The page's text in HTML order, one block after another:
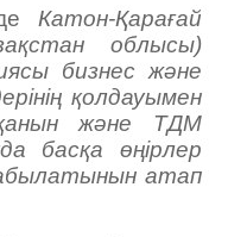
Катон-Қарағай
облысы)
бизнес және
қолдауымен
және ТДМ
басқа өңірлер
атап